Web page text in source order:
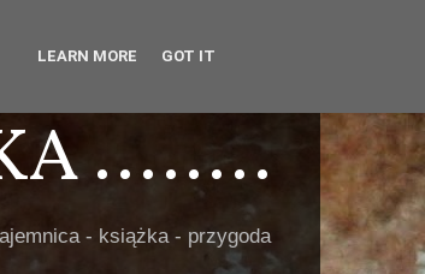
........
- książka - przygoda
LEARN MORE GOT IT